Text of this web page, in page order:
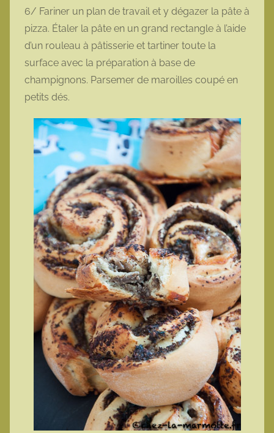
6/ Fariner un plan de travail et y dégazer la pâte à
pizza. Étaler la pâte en un grand rectangle à l’aide
d’un rouleau à pâtisserie et tartiner toute la
surface avec la préparation à base de
champignons. Parsemer de maroilles coupé en
petits dés.